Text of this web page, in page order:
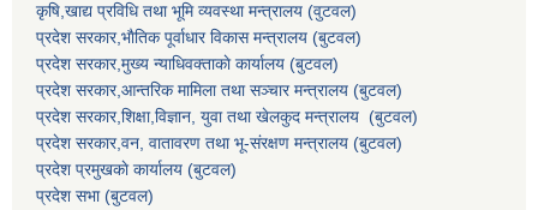
कृषि,खाद्य प्रविधि तथा भूमि व्यवस्था मन्त्रालय (वुटवल)
प्रदेश सरकार,भाैतिक पूर्वाधार विकास मन्त्रालय (बुटवल)
प्रदेश सरकार,मुख्य न्याधिवक्ताकाे कार्यालय (बुटवल)
प्रदेश सरकार,आन्तरिक मामिला तथा सञ्चार मन्त्रालय (बुटवल)
प्रदेश सरकार,शिक्षा,विज्ञान, युवा तथा खेलकुद मन्त्रालय (बुटवल)
प्रदेश सरकार,वन, वातावरण तथा भू-संरक्षण मन्त्रालय (बुटवल)
प्रदेश प्रमुखकाे कार्यालय (बुटवल)
प्रदेश सभा (बुटवल)